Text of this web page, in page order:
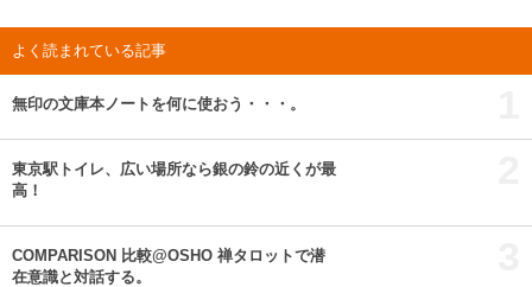
よく読まれている記事
無印の文庫本ノートを何に使おう・・・。
東京駅トイレ、広い場所なら銀の鈴の近くが最
高！
COMPARISON 比較@OSHO 禅タロットで潜
在意識と対話する。